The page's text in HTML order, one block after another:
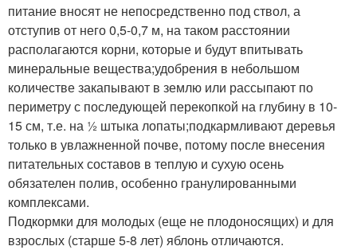
питание вносят не непосредственно под ствол, а
отступив от него 0,5-0,7 м, на таком расстоянии
располагаются корни, которые и будут впитывать
минеральные вещества;удобрения в небольшом
количестве закапывают в землю или рассыпают по
периметру с последующей перекопкой на глубину в 10-
15 см, т.е. на ½ штыка лопаты;подкармливают деревья
только в увлажненной почве, потому после внесения
питательных составов в теплую и сухую осень
обязателен полив, особенно гранулированными
комплексами.
Подкормки для молодых (еще не плодоносящих) и для
взрослых (старше 5-8 лет) яблонь отличаются.